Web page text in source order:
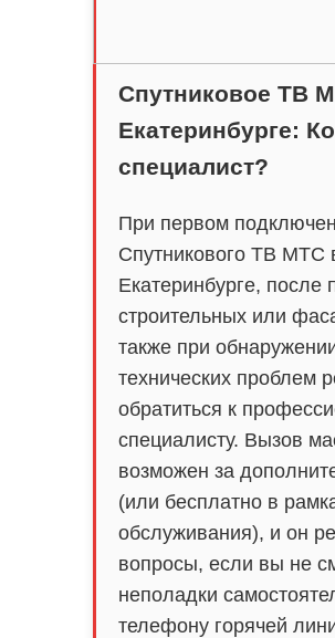
Спутниковое ТВ
Екатеринбурге:
специалист?
При первом
Спутникового ТВ МТС
Екатеринбурге, после
строительных или
также при
технических проблем
обратиться к
специалисту. Вызов
возможен за
(или бесплатно в
обслуживания), и он
вопросы, если вы не
неполадки
телефону горячей